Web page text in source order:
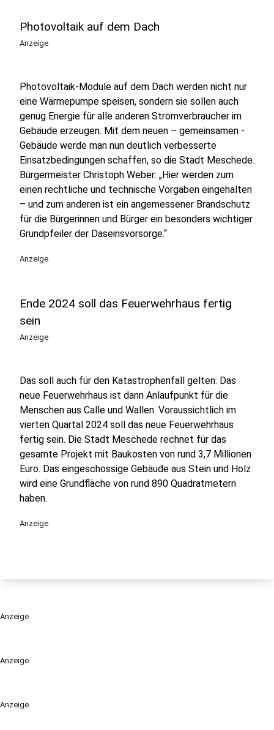
Anzeige
Anzeige
Photovoltaik auf dem Dach
Anzeige
Photovoltaik-Module auf dem Dach werden nicht nur
eine Wärmepumpe speisen, sondern sie sollen auch
genug Energie für alle anderen Stromverbraucher im
Gebäude erzeugen. Mit dem neuen – gemeinsamen -
Gebäude werde man nun deutlich verbesserte
Einsatzbedingungen schaffen, so die Stadt Meschede.
Bürgermeister Christoph Weber: „Hier werden zum
einen rechtliche und technische Vorgaben eingehalten
– und zum anderen ist ein angemessener Brandschutz
für die Bürgerinnen und Bürger ein besonders wichtiger
Grundpfeiler der Daseinsvorsorge.“
Anzeige
Ende 2024 soll das Feuerwehrhaus fertig
sein
Anzeige
Das soll auch für den Katastrophenfall gelten: Das
neue Feuerwehrhaus ist dann Anlaufpunkt für die
Menschen aus Calle und Wallen. Voraussichtlich im
vierten Quartal 2024 soll das neue Feuerwehrhaus
fertig sein. Die Stadt Meschede rechnet für das
gesamte Projekt mit Baukosten von rund 3,7 Millionen
Euro. Das eingeschossige Gebäude aus Stein und Holz
wird eine Grundfläche von rund 890 Quadratmetern
haben.
Anzeige
Anzeige